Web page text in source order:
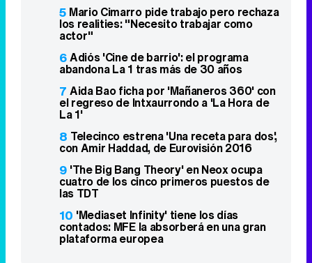
5 Mario Cimarro pide trabajo pero rechaza
los realities: "Necesito trabajar como
actor"
6Adiós 'Cine de barrio': el programa
abandona La 1 tras más de 30 años
7 Aida Bao ficha por 'Mañaneros 360' con
el regreso de Intxaurrondo a 'La Hora de
La 1'
8 Telecinco estrena 'Una receta para dos',
con Amir Haddad, de Eurovisión 2016
9 'The Big Bang Theory' en Neox ocupa
cuatro de los cinco primeros puestos de
las TDT
10 'Mediaset Infinity' tiene los días
contados: MFE la absorberá en una gran
plataforma europea